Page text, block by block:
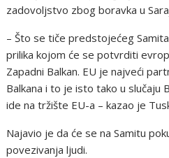
zadovoljstvo zbog boravka u
– Što se tiče predstojećeg
prilika kojom će se potvrditi
Zapadni Balkan. EU je najveći
Balkana i to je isto tako u slučaju
ide na tržište EU-a – kazao je
Najavio je da će se na Samitu
povezivanja ljudi.